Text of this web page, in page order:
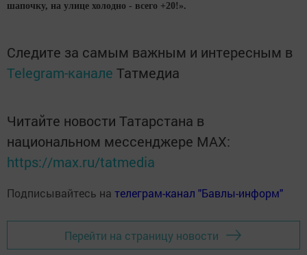
шапочку, на улице холодно - всего +20!».
Следите за самым важным и интересным в
Telegram-канале Татмедиа
Читайте новости Татарстана в
национальном мессенджере MАХ:
https://max.ru/tatmedia
Подписывайтесь на телеграм-канал "Бавлы-информ"
Перейти на страницу новости